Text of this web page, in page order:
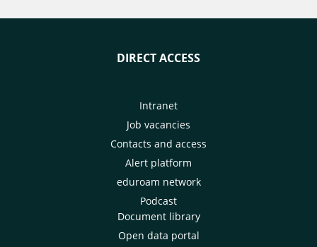
DIRECT ACCESS
Intranet
Job vacancies
Contacts and access
Alert platform
eduroam network
Podcast
Document library
Open data portal